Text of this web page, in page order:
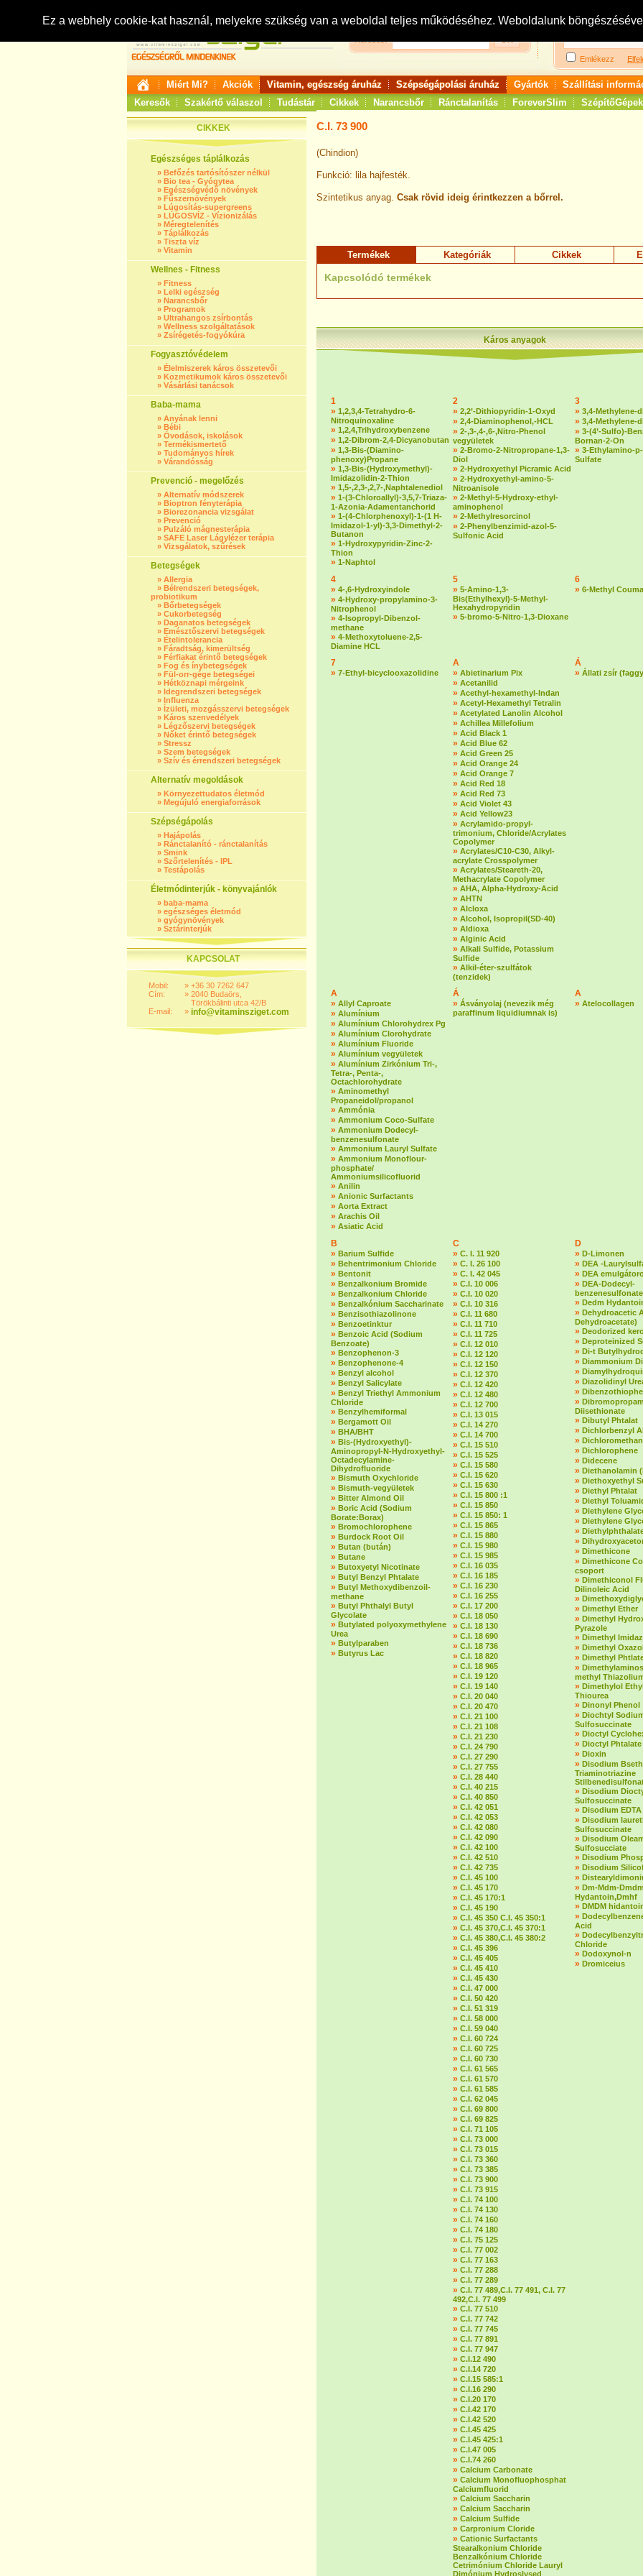
Ez a webhely cookie-kat használ, melyekre szükség van a weboldal teljes működéséhez. Weboldalunk
Keresés:
Bejelentkezés:
Emlékezz
Miért Mi? Akciók Vitamin, egészség áruház Szépségápolási áruház Gyártók
Szállítási
Keresők
Szakértő válaszol Tudástár Cikkek Narancsbőr Ránctalanítás ForeverSlim SzépítőGépek
CIKKEK
Egészséges táplálkozás
» Befőzés tartósítószer nélkül
» Bio tea - Gyógytea
» Egészségvédő növények
» Fűszernövények
» Lúgosítás-supergreens
» LÚGOSVÍZ - Vízionizálás
» Méregtelenítés
» Táplálkozás
» Tiszta víz
» Vitamin
Wellnes - Fitness
» Fitness
» Lelki egészség
» Narancsbőr
» Programok
» Ultrahangos zsírbontás
» Wellness szolgáltatások
» Zsírégetés-fogyókúra
Fogyasztóvédelem
» Élelmiszerek káros összetevői
» Kozmetikumok káros összetevői
» Vásárlási tanácsok
Baba-mama
» Anyának lenni
» Bébi
» Óvodások, iskolások
» Termékismertető
» Tudományos hírek
» Várandósság
Prevenció - megelőzés
» Alternatív módszerek
» Bioptron fényterápia
» Biorezonancia vizsgálat
» Prevenció
» Pulzáló mágnesterápia
» SAFE Laser Lágylézer terápia
» Vizsgálatok, szűrések
Betegségek
» Allergia
» Bélrendszeri betegségek,
probiotikum
» Bőrbetegségek
» Cukorbetegség
» Daganatos betegségek
» Emésztőszervi betegségek
» Ételintolerancia
» Fáradtság, kimerültség
» Férfiakat érintő betegségek
» Fog és ínybetegségek
» Fül-orr-gége betegségei
» Hétköznapi mérgeink
» Idegrendszeri betegségek
» Influenza
» Ízületi, mozgásszervi betegségek
» Káros szenvedélyek
» Légzőszervi betegségek
» Nőket érintő betegségek
» Stressz
» Szem betegségek
» Szív és érrendszeri betegségek
Alternatív megoldások
» Környezettudatos életmód
» Megújuló energiaforrások
Szépségápolás
» Hajápolás
» Ránctalanító - ránctalanítás
» Smink
» Szőrtelenítés - IPL
» Testápolás
Életmódinterjúk - könyvajánlók
» baba-mama
» egészséges életmód
» gyógynövények
» Sztárinterjúk
KAPCSOLAT
Mobil:
Cím:
E-mail:
»
»
»
+36 30 7262 647
2040 Budaörs,
Törökbálinti utca 42/B
info@vitaminsziget.com
C.I. 73 900
(Chindion)
Funkció: lila hajfesték.
Szintetikus anyag. Csak rövid ideig érintkezzen a bőrrel.
Termékek Kategóriák Cikkek
Kapcsolódó termékek
Káros anyagok
1
» 1,2,3,4-Tetrahydro-6-
Nitroquinoxaline
» 1,2,4,Trihydroxybenzene
» 1,2-Dibrom-2,4-Dicyanobutan
» 1,3-Bis-(Diamino-
phenoxy)Propane
» 1,3-Bis-(Hydroxymethyl)-
Imidazolidin-2-Thion
» 1,5-,2,3-,2,7-,Naphtalenediol
» 1-(3-Chloroallyl)-3,5,7-Triaza-
1-Azonia-Adamentanchorid
» 1-(4-Chlorphenoxyl)-1-(1 H-
Imidazol-1-yl)-3,3-Dimethyl-2-
Butanon
» 1-Hydroxypyridin-Zinc-2-
Thion
» 1-Naphtol
2
» 2,2’-Dithiopyridin-1-Oxyd
» 2,4-Diaminophenol,-HCL
» 2-,3-,4-,6-,Nitro-Phenol
vegyületek
» 2-Bromo-2-Nitropropane-1,3-
Diol
» 2-Hydroxyethyl Picramic Acid
» 2-Hydroxyethyl-amino-5-
Nitroanisole
» 2-Methyl-5-Hydroxy-ethyl-
aminophenol
» 2-Methylresorcinol
» 2-Phenylbenzimid-azol-5-
Sulfonic Acid
3
» 3,4-Methylene-
» 3,4-Methylene-
» 3-(4’-Sulfo)-
Bornan-2-On
» 3-Ethylamino-
Sulfate
4
» 4-,6-Hydroxyindole
» 4-Hydroxy-propylamino-3-
Nitrophenol
» 4-Isopropyl-Dibenzol-
methane
» 4-Methoxytoluene-2,5-
Diamine HCL
5
» 5-Amino-1,3-
Bis(Ethylhexyl)-5-Methyl-
Hexahydropyridin
» 5-bromo-5-Nitro-1,3-Dioxane
6
» 6-Methyl
7
» 7-Ethyl-bicyclooxazolidine
A
» Abietinarium Pix
» Acetanilid
» Acethyl-hexamethyl-Indan
» Acetyl-Hexamethyl Tetralin
» Acetylated Lanolin Alcohol
» Achillea Millefolium
» Acid Black 1
» Acid Blue 62
» Acid Green 25
» Acid Orange 24
» Acid Orange 7
» Acid Red 18
» Acid Red 73
» Acid Violet 43
» Acid Yellow23
» Acrylamido-propyl-
trimonium, Chloride/Acrylates
Copolymer
» Acrylates/C10-C30, Alkyl-
acrylate Crosspolymer
» Acrylates/Steareth-20,
Methacrylate Copolymer
» AHA, Alpha-Hydroxy-Acid
» AHTN
» Alcloxa
» Alcohol, Isopropil(SD-40)
» Aldioxa
» Alginic Acid
» Alkali Sulfide, Potassium
Sulfide
» Alkil-éter-szulfátok
(tenzidek)
Á
» Állati zsír
A
» Allyl Caproate
» Alumínium
» Alumínium Chlorohydrex Pg
» Alumínium Clorohydrate
» Alumínium Fluoride
» Alumínium vegyületek
» Alumínium Zirkónium Tri-,
Tetra-, Penta-,
Octachlorohydrate
» Aminomethyl
Propaneidol/propanol
» Ammónia
» Ammonium Coco-Sulfate
» Ammonium Dodecyl-
benzenesulfonate
» Ammonium Lauryl Sulfate
» Ammonium Monoflour-
phosphate/
Ammoniumsilicofluorid
» Anilin
» Anionic Surfactants
» Aorta Extract
» Arachis Oil
» Asiatic Acid
Á
» Ásványolaj (nevezik még
paraffinum liquidiumnak is)
A
» Atelocollagen
B
» Barium Sulfide
» Behentrimonium Chloride
» Bentonit
» Benzalkonium Bromide
» Benzalkonium Chloride
» Benzalkónium Saccharinate
» Benzisothiazolinone
» Benzoetinktur
» Benzoic Acid (Sodium
Benzoate)
» Benzophenon-3
» Benzophenone-4
» Benzyl alcohol
» Benzyl Salicylate
» Benzyl Triethyl Ammonium
Chloride
» Benzylhemiformal
» Bergamott Oil
» BHA/BHT
» Bis-(Hydroxyethyl)-
Aminopropyl-N-Hydroxyethyl-
Octadecylamine-
Dihydrofluoride
» Bismuth Oxychloride
» Bismuth-vegyületek
» Bitter Almond Oil
» Boric Acid (Sodium
Borate:Borax)
» Bromochlorophene
» Burdock Root Oil
» Butan (bután)
» Butane
» Butoxyetyl Nicotinate
» Butyl Benzyl Phtalate
» Butyl Methoxydibenzoil-
methane
» Butyl Phthalyl Butyl
Glycolate
» Butylated polyoxymethylene
Urea
» Butylparaben
» Butyrus Lac
C
» C. I. 11 920
» C. I. 26 100
» C. I. 42 045
» C.I. 10 006
» C.I. 10 020
» C.I. 10 316
» C.I. 11 680
» C.I. 11 710
» C.I. 11 725
» C.I. 12 010
» C.I. 12 120
» C.I. 12 150
» C.I. 12 370
» C.I. 12 420
» C.I. 12 480
» C.I. 12 700
» C.I. 13 015
» C.I. 14 270
» C.I. 14 700
» C.I. 15 510
» C.I. 15 525
» C.I. 15 580
» C.I. 15 620
» C.I. 15 630
» C.I. 15 800 :1
» C.I. 15 850
» C.I. 15 850: 1
» C.I. 15 865
» C.I. 15 880
» C.I. 15 980
» C.I. 15 985
» C.I. 16 035
» C.I. 16 185
» C.I. 16 230
» C.I. 16 255
» C.I. 17 200
» C.I. 18 050
» C.I. 18 130
» C.I. 18 690
» C.I. 18 736
» C.I. 18 820
» C.I. 18 965
» C.I. 19 120
» C.I. 19 140
» C.I. 20 040
» C.I. 20 470
» C.I. 21 100
» C.I. 21 108
» C.I. 21 230
» C.I. 24 790
» C.I. 27 290
» C.I. 27 755
» C.I. 28 440
» C.I. 40 215
» C.I. 40 850
» C.I. 42 051
» C.I. 42 053
» C.I. 42 080
» C.I. 42 090
» C.I. 42 100
» C.I. 42 510
» C.I. 42 735
» C.I. 45 100
» C.I. 45 170
» C.I. 45 170:1
» C.I. 45 190
» C.I. 45 350 C.I. 45 350:1
» C.I. 45 370,C.I. 45 370:1
» C.I. 45 380,C.I. 45 380:2
» C.I. 45 396
» C.I. 45 405
» C.I. 45 410
» C.I. 45 430
» C.I. 47 000
» C.I. 50 420
» C.I. 51 319
» C.I. 58 000
» C.I. 59 040
» C.I. 60 724
» C.I. 60 725
» C.I. 60 730
» C.I. 61 565
» C.I. 61 570
» C.I. 61 585
» C.I. 62 045
» C.I. 69 800
» C.I. 69 825
» C.I. 71 105
» C.I. 73 000
» C.I. 73 015
» C.I. 73 360
» C.I. 73 385
» C.I. 73 900
» C.I. 73 915
» C.I. 74 100
» C.I. 74 130
» C.I. 74 160
» C.I. 74 180
» C.I. 75 125
» C.I. 77 002
» C.I. 77 163
» C.I. 77 288
» C.I. 77 289
» C.I. 77 489,C.I. 77 491, C.I. 77
492,C.I. 77 499
» C.I. 77 510
» C.I. 77 742
» C.I. 77 745
» C.I. 77 891
» C.I. 77 947
» C.I.12 490
» C.I.14 720
» C.I.15 585:1
» C.I.16 290
» C.I.20 170
» C.I.42 170
» C.I.42 520
» C.I.45 425
» C.I.45 425:1
» C.I.47 005
» C.I.74 260
» Calcium Carbonate
» Calcium Monofluophosphat
Calciumfluorid
» Calcium Saccharin
» Calcium Saccharin
» Calcium Sulfide
» Carpronium Cloride
» Cationic Surfactants
Stearalkonium Chloride
Benzalkónium Chloride
Cetrimónium Chloride Lauryl
Dimónium Hydroslysed
D
» D-Limonen
» DEA -
» DEA
» DEA-Dodecyl-
benzenesulfonate
» Dedm
» Dehydroacetic
Dehydroacetate)
» Deodorized
» Deproteinized
» Di-t
» Diammonium
»
» Diazolidinyl
»
»
Diisethionate
» Dibutyl Phtalat
» Dichlorbenzyl
»
» Dichlorophene
» Didecene
» Diethanolamin
» Diethoxyethyl
» Diethyl Phtalat
» Diethyl
» Diethylene
» Diethylene
»
»
» Dimethicone
» Dimethicone
csoport
» Dimethiconol
Dilinoleic Acid
»
» Dimethyl Ether
» Dimethyl
Pyrazole
» Dimethyl
» Dimethyl
» Dimethyl
»
methyl
» Dimethylol
Thiourea
» Dinonyl Phenol
» Diochtyl
Sulfosuccinate
» Dioctyl
» Dioctyl Phtalate
» Dioxin
» Disodium
Triaminotriazine
» Disodium
Sulfosuccinate
» Disodium EDTA
» Disodium
Sulfosuccinate
» Disodium
Sulfosucciate
» Disodium
» Disodium
»
» Dm-Mdm-
Hydantoin,Dmhf
» DMDM
»
Acid
»
Chloride
» Dodoxynol-n
» Dromiceius